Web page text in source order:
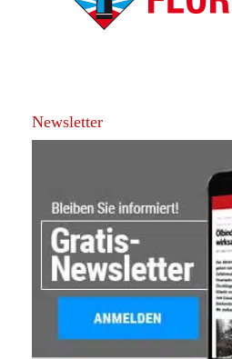
Newsletter